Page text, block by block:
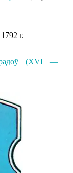
г.
(XVI —